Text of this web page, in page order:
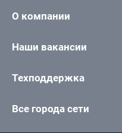
О компании
Наши вакансии
Техподдержка
Все города сети